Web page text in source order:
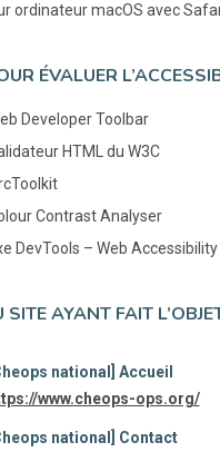
ordinateur macOS avec
ÉVALUER
Developer Toolbar
HTML du W3C
Contrast Analyser
DevTools – Web
SITE AYANT FAIT
national] Accueil
www.cheops-ops.org/
national] Contact